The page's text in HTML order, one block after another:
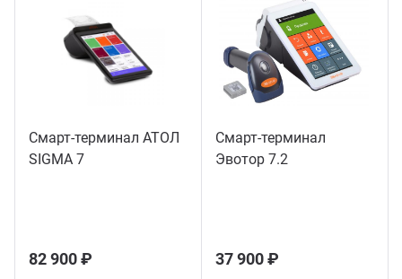
Смарт-терминал АТОЛ
SIGMA 7
82 900 ₽
Смарт-терминал
Эвотор 7.2
37 900 ₽